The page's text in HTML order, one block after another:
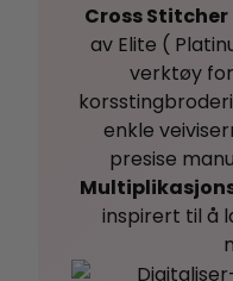
Cross Stitcher
av Elite (
verktøy
enkle
presise
inspirert til å